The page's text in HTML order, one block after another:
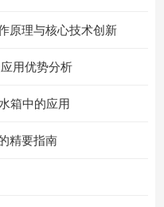
原理与核心技术创新
用优势分析
箱中的应用
精要指南